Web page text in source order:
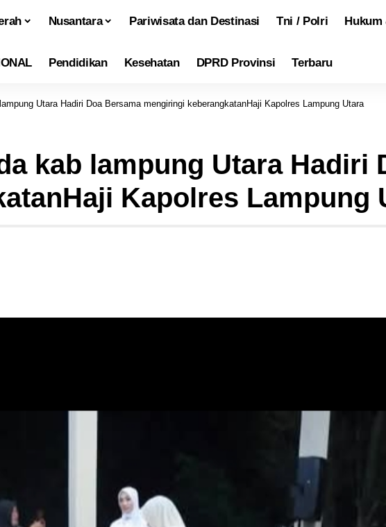
Nusantara Pariwisata dan Destinasi Tni / Polri
Pendidikan Kesehatan DPRD Provinsi Terbaru
Utara Hadiri Doa Bersama mengiringi keberangkatanHaji Kapolres Lampung Utara
kab lampung Utara Hadiri
Kapolres Lampung